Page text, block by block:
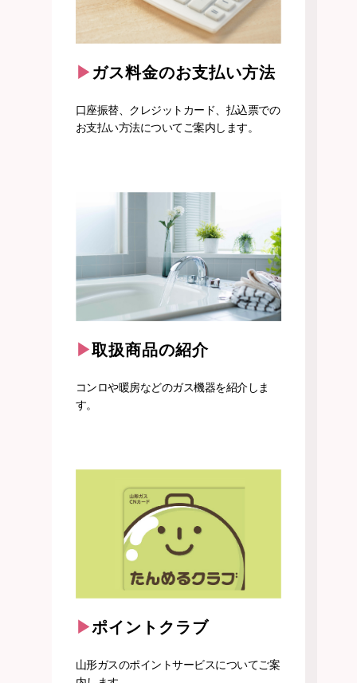
ガス料金のお支払い方法
口座振替、クレジットカード、払込票での
お支払い方法についてご案内します。
取扱商品の紹介
コンロや暖房などのガス機器を紹介しま
す。
ポイントクラブ
山形ガスのポイントサービスについてご案